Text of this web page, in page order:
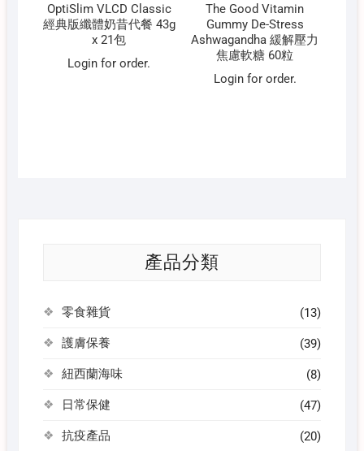
OptiSlim VLCD Classic
經典版纖體奶昔代餐 43g
x 21包
Login for order.
The Good Vitamin
Gummy De-Stress
Ashwagandha 緩解壓力
焦慮軟糖 60粒
Login for order.
產品分類
零食雜貨 (13)
護膚保養 (39)
紐西蘭海味 (8)
日常保健 (47)
抗疫產品 (20)